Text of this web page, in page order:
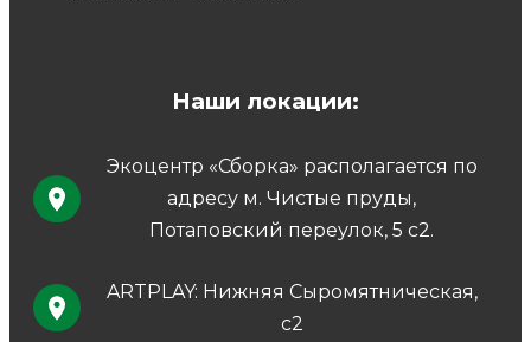
Наши локации:
Экоцентр «Сборка» располагается по
адресу м. Чистые пруды,
Потаповский переулок, 5 с2.
ARTPLAY: Нижняя Сыромятническая,
с2